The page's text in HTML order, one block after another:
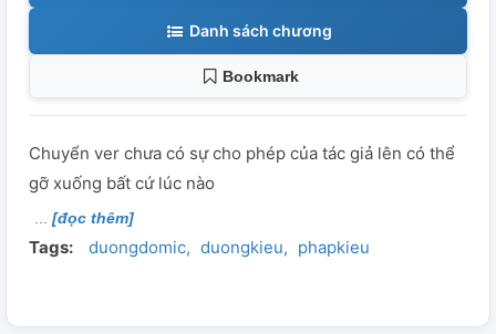
Danh sách chương
Bookmark
Chuyển ver chưa có sự cho phép của tác giả lên có thể
gỡ xuống bất cứ lúc nào
[đọc thêm]
Tags: duongdomic duongkieu phapkieu